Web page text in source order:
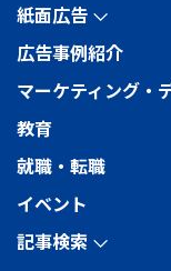
紙面広告 arrow_forward_ios
広告事例紹介
マーケティング・
教育
就職・転職
イベント
記事検索 arrow_forward_ios